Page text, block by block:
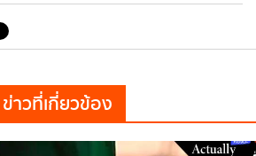
ข่าวที่เกี่ยวข้อง